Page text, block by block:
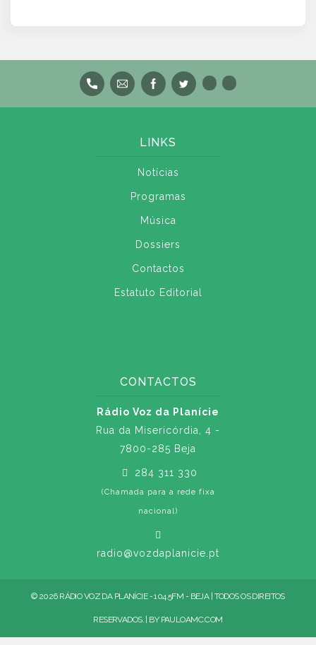
LINKS
Notícias
Programas
Música
Dossiers
Contactos
Estatuto Editorial
CONTACTOS
Rádio Voz da Planície
Rua da Misericórdia, 4 -
7800-285 Beja
284 311 330
(Chamada para a rede fixa
nacional)
radio@vozdaplanicie.pt
© 2026 RÁDIO VOZ DA PLANÍCIE - 104.5FM - BEJA | TODOS OS DIREITOS
RESERVADOS. | BY PAULOAMC.COM